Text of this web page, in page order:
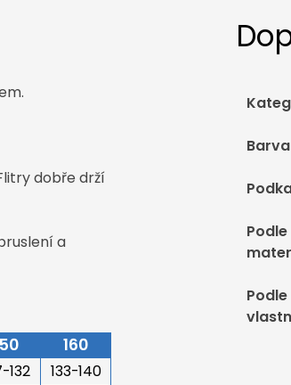
dobře drží
a
160
132
133-140
Barva
Podle
Podle